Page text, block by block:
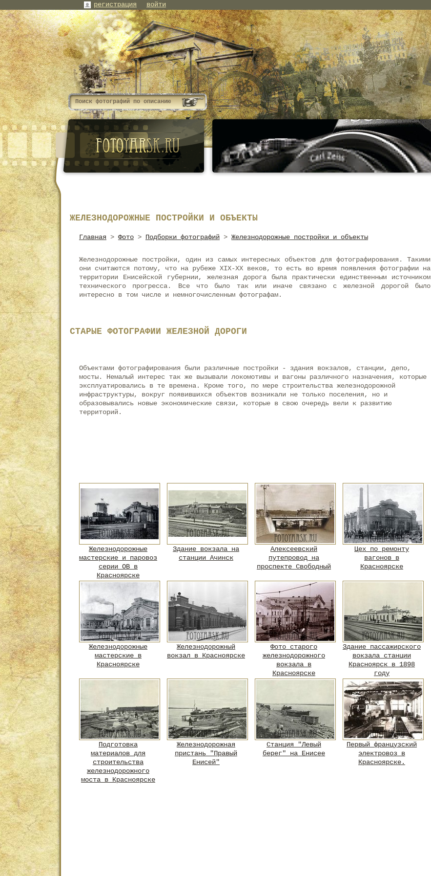
ЖЕЛЕЗНОДОРОЖНЫЕ ПОСТРОЙКИ И ОБЪЕКТЫ
Главная > Фото > Подборки фотографий > Железнодорожные постройки и объекты
Железнодорожные постройки, один из самых интересных объектов для фотографирования. Такими
они считаются потому, что на рубеже XIX-XX веков, то есть во время появления фотографии на
территории Енисейской губернии, железная дорога была практически единственным источником
технического прогресса. Все что было так или иначе связано с железной дорогой было
интересно в том числе и немногочисленным фотографам.
СТАРЫЕ ФОТОГРАФИИ ЖЕЛЕЗНОЙ ДОРОГИ
Объектами фотографирования были различные постройки - здания вокзалов, станции, депо,
мосты. Немалый интерес так же вызывали локомотивы и вагоны различного назначения, которые
эксплуатировались в те времена. Кроме того, по мере строительства железнодорожной
инфраструктуры, вокруг появившихся объектов возникали не только поселения, но и
образовывались новые экономические связи, которые в свою очередь вели к развитию
территорий.
Железнодорожные
мастерские и паровоз
серии ОВ в
Красноярске
Здание вокзала на
станции Ачинск
Алексеевский
путепровод на
проспекте Свободный
Цех по ремонту
вагонов в
Красноярске
Железнодорожные
мастерские в
Красноярске
Железнодорожный
вокзал в Красноярске
Фото старого
железнодорожного
вокзала в
Красноярске
Здание пассажирского
вокзала станции
Красноярск в 1898
году
Подготовка
материалов для
строительства
железнодорожного
моста в Красноярске
Железнодорожная
пристань "Правый
Енисей"
Станция "Левый
берег" на Енисее
Первый французский
электровоз в
Красноярске.
регистрация войти